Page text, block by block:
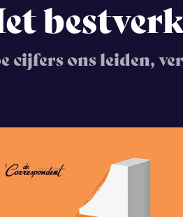
cijfers ons leiden,